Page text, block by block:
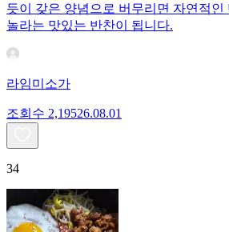
듯이 갖은 양념으로 버무리면 자연적인
놀라는 맛있는 반찬이 됩니다.
라임미소가
조회수 2,19526.08.01
34